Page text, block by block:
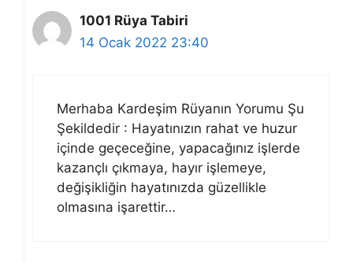
1001 Rüya Tabiri
14 Ocak 2022 23:40
Merhaba Kardeşim Rüyanın Yorumu Şu
Şekildedir : Hayatınızın rahat ve huzur
içinde geçeceğine, yapacağınız işlerde
kazançlı çıkmaya, hayır işlemeye,
değişikliğin hayatınızda güzellikle
olmasına işarettir…